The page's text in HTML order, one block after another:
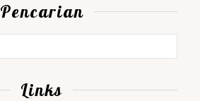
Pencarian
Links